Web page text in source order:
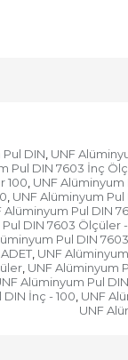
DIN, UNF
Pul DIN 7603 İnç
100, UNF Alüminyum
, UNF Alüminyum Pul
Alüminyum Pul DIN
DIN 7603 Ölçüler -
Pul DIN
, UNF
, UNF Alüminyum
Alüminyum Pul
İnç - 100, UNF
UNF